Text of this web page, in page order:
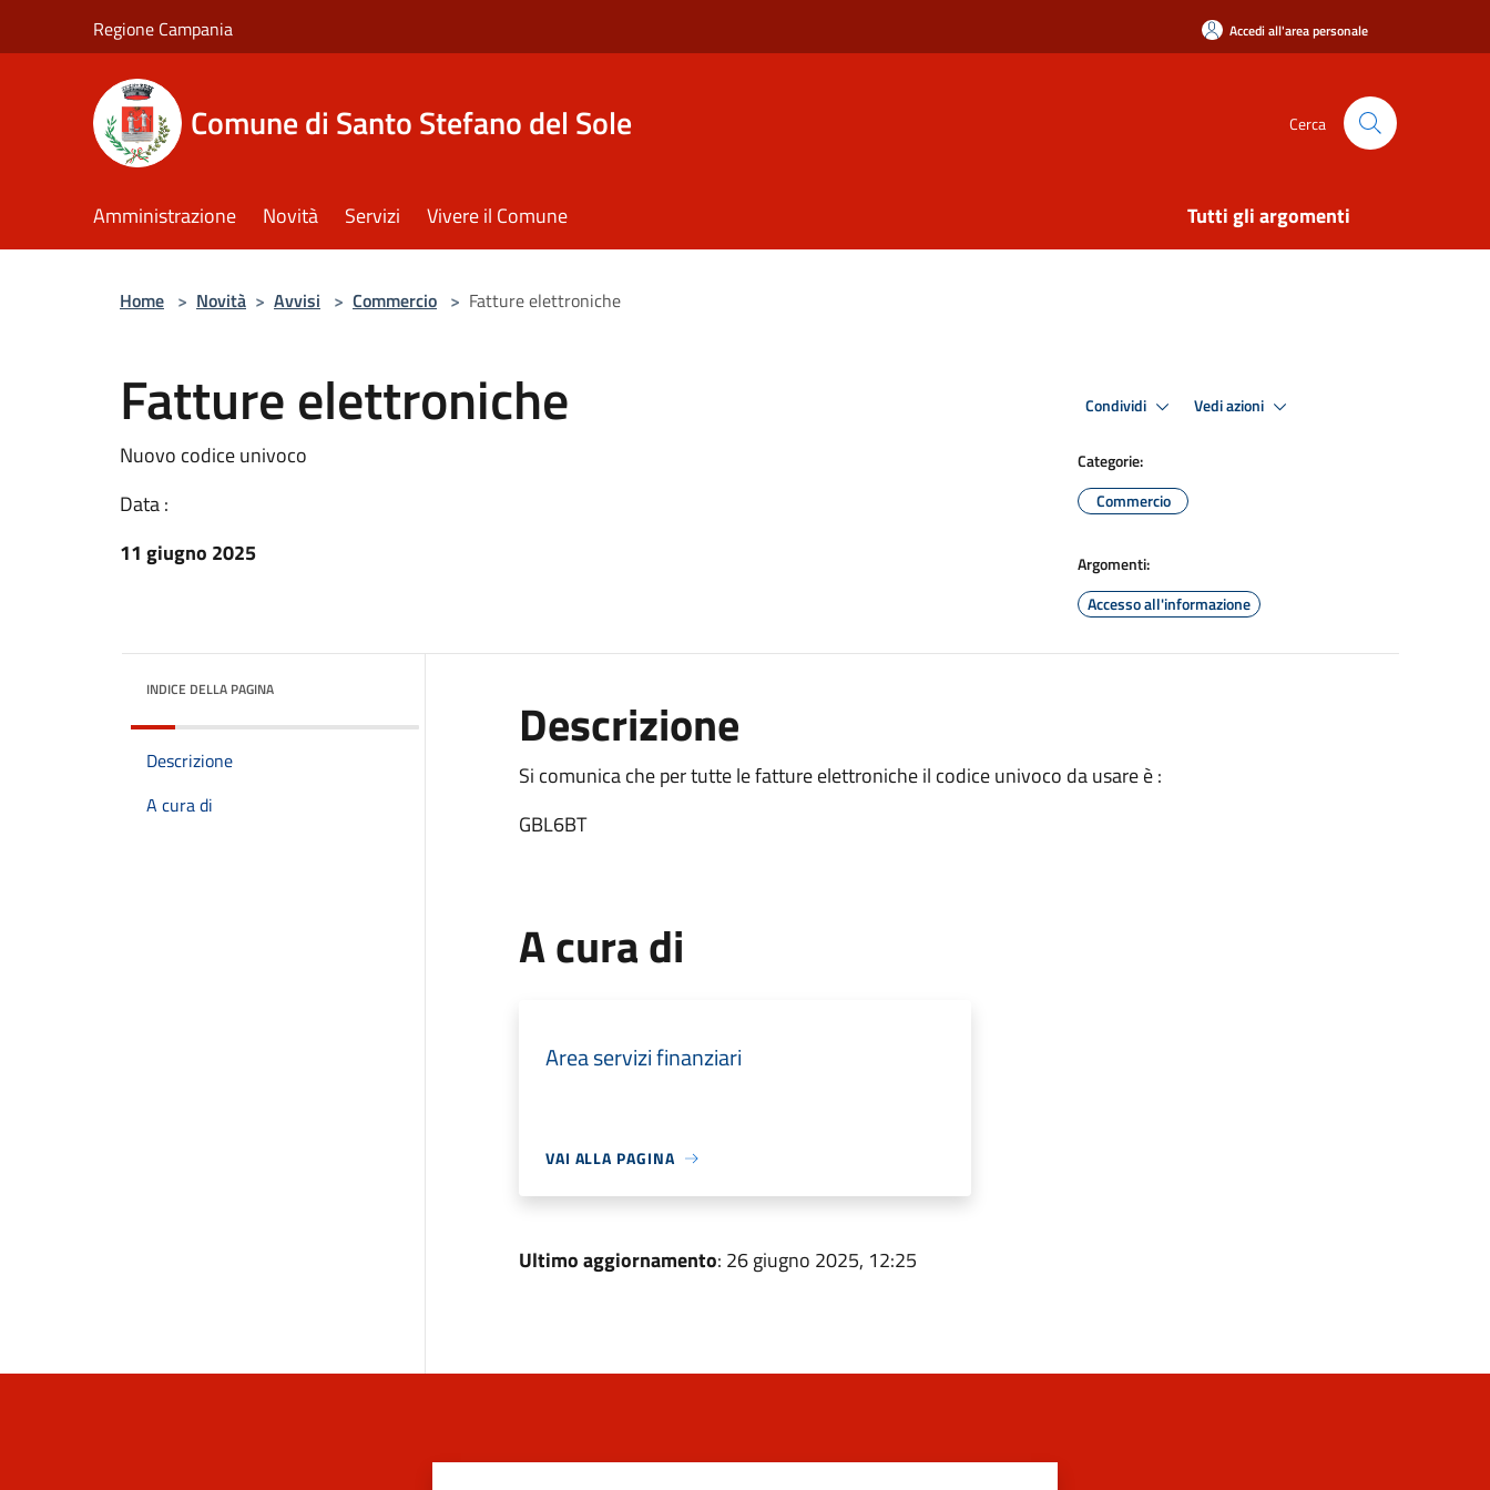
Regione Campania Accedi all'area personale
Comune di Santo Stefano del Sole Cerca
Amministrazione Novità Servizi Vivere il Comune Tutti gli argomenti
Home > Novità > Avvisi > Commercio > Fatture elettroniche
Fatture elettroniche
Nuovo codice univoco
Data :
11 giugno 2025
Condividi Vedi azioni
Categorie:
Commercio
Argomenti:
Accesso all'informazione
INDICE DELLA PAGINA
Descrizione
A cura di
Descrizione
Si comunica che per tutte le fatture elettroniche il codice univoco da usare è :
GBL6BT
A cura di
Area servizi finanziari
VAI ALLA PAGINA
Ultimo aggiornamento: 26 giugno 2025, 12:25